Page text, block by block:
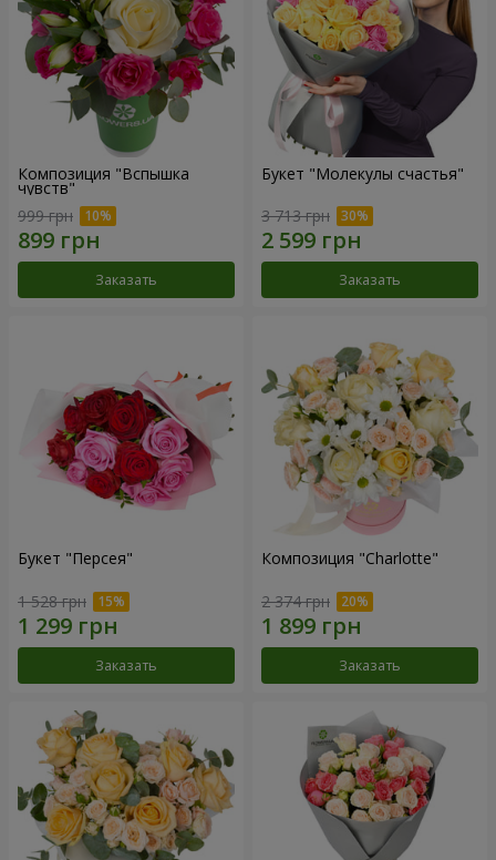
Композиция "Вспышка
чувств"
999 грн
Заказать
Букет "Молекулы счастья"
3 713 грн
Заказать
Букет "Персея"
1 528 грн
Заказать
Композиция "Charlotte"
2 374 грн
Заказать